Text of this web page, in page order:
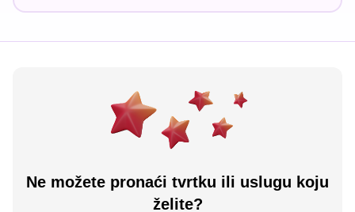
Ne možete pronaći tvrtku ili uslugu koju
želite?